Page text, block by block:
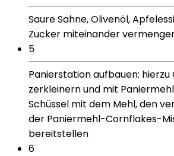
Saure Sahne, Olivenöl,
Zucker miteinander
5
Panierstation aufbauen:
zerkleinern und mit
Schüssel mit dem Mehl, den
der Paniermehl-Cornflakes-
bereitstellen
6